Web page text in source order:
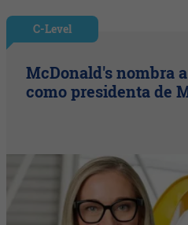
C-Level
McDonald's nombra
como presidenta de